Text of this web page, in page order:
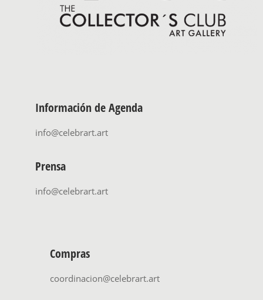
Información de Agenda
info@celebrart.art
Prensa
info@celebrart.art
Compras
coordinacion@celebrart.art